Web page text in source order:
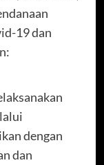
19 dan
dengan
dan